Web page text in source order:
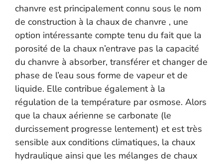
chanvre est principalement connu sous le nom
de construction à la chaux de chanvre , une
option intéressante compte tenu du fait que la
porosité de la chaux n’entrave pas la capacité
du chanvre à absorber, transférer et changer de
phase de l’eau sous forme de vapeur et de
liquide. Elle contribue également à la
régulation de la température par osmose. Alors
que la chaux aérienne se carbonate (le
durcissement progresse lentement) et est très
sensible aux conditions climatiques, la chaux
hydraulique ainsi que les mélanges de chaux